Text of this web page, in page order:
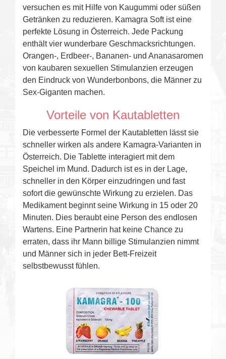
versuchen es mit Hilfe von Kaugummi oder süßen
Getränken zu reduzieren. Kamagra Soft ist eine
perfekte Lösung in Österreich. Jede Packung
enthält vier wunderbare Geschmacksrichtungen.
Orangen-, Erdbeer-, Bananen- und Ananasaromen
von kaubaren sexuellen Stimulanzien erzeugen
den Eindruck von Wunderbonbons, die Männer zu
Sex-Giganten machen.
Vorteile von Kautabletten
Die verbesserte Formel der Kautabletten lässt sie
schneller wirken als andere Kamagra-Varianten in
Österreich. Die Tablette interagiert mit dem
Speichel im Mund. Dadurch ist es in der Lage,
schneller in den Körper einzudringen und fast
sofort die gewünschte Wirkung zu erzielen. Das
Medikament beginnt seine Wirkung in 15 oder 20
Minuten. Dies beraubt eine Person des endlosen
Wartens. Eine Partnerin hat keine Chance zu
erraten, dass ihr Mann billige Stimulanzien nimmt
und Männer sich in jeder Bett-Freizeit
selbstbewusst fühlen.